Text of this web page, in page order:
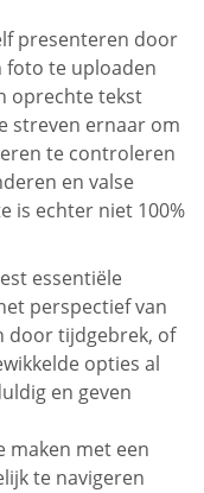
presenteren door
foto te uploaden
oprechte tekst
streven ernaar om
te controleren
en valse
is echter niet 100%
essentiële
perspectief van
door tijdgebrek, of
opties al
en geven
maken met een
te navigeren